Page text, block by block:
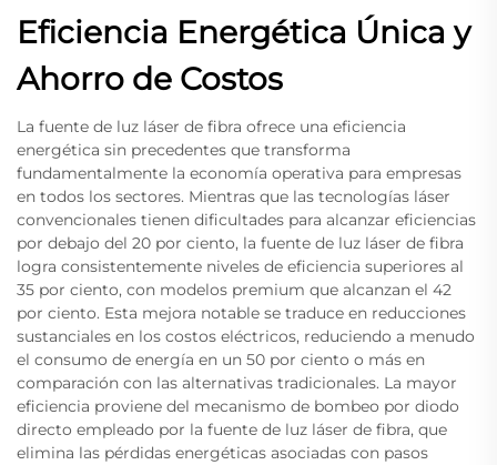
Eficiencia Energética Única y
Ahorro de Costos
La fuente de luz láser de fibra ofrece una eficiencia
energética sin precedentes que transforma
fundamentalmente la economía operativa para empresas
en todos los sectores. Mientras que las tecnologías láser
convencionales tienen dificultades para alcanzar eficiencias
por debajo del 20 por ciento, la fuente de luz láser de fibra
logra consistentemente niveles de eficiencia superiores al
35 por ciento, con modelos premium que alcanzan el 42
por ciento. Esta mejora notable se traduce en reducciones
sustanciales en los costos eléctricos, reduciendo a menudo
el consumo de energía en un 50 por ciento o más en
comparación con las alternativas tradicionales. La mayor
eficiencia proviene del mecanismo de bombeo por diodo
directo empleado por la fuente de luz láser de fibra, que
elimina las pérdidas energéticas asociadas con pasos